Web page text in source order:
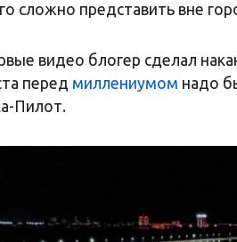
сложно представить вне
видео блогер сделал
перед миллениумом надо
Пилот.